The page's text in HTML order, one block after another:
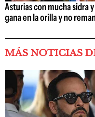
Asturias con mucha sidra
gana en la orilla y no
MÁS NOTICIAS